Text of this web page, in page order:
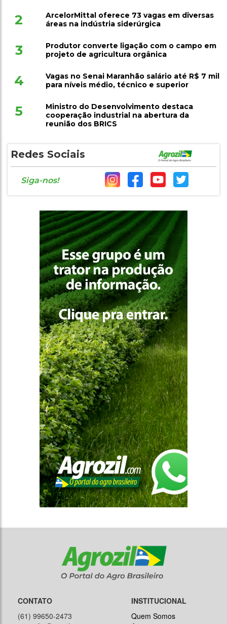
2
ArcelorMittal oferece 73 vagas em diversas
áreas na indústria siderúrgica
3
Produtor converte ligação com o campo em
projeto de agricultura orgânica
4
Vagas no Senai Maranhão salário até R$ 7 mil
para níveis médio, técnico e superior
5
Ministro do Desenvolvimento destaca
cooperação industrial na abertura da
reunião dos BRICS
Redes Sociais
Siga-nos!
CONTATO
(61) 99650-2473
INSTITUCIONAL
Quem Somos